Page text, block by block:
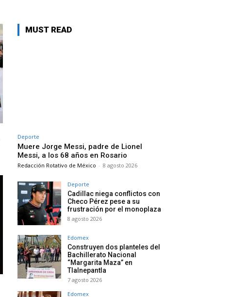
MUST READ
Deporte
Muere Jorge Messi, padre de Lionel
Messi, a los 68 años en Rosario
Redacción Rotativo de México - 8 agosto 2026
Deporte
Cadillac niega conflictos con
Checo Pérez pese a su
frustración por el monoplaza
8 agosto 2026
Edomex
Construyen dos planteles del
Bachillerato Nacional
“Margarita Maza” en
Tlalnepantla
7 agosto 2026
Edomex